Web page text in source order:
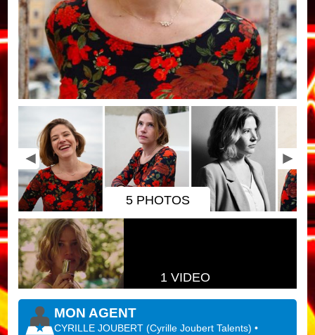
5 PHOTOS
1 VIDEO
MON AGENT
CYRILLE JOUBERT (Cyrille Joubert Talents)•